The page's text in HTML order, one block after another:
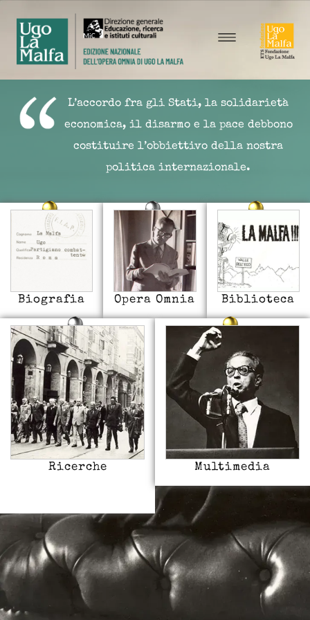
L’accordo fra gli Stati, la solidarietà
economica, il disarmo e la pace debbono
costituire l’obbiettivo della nostra
politica internazionale.
Biografia Opera Omnia Biblioteca
Ricerche Multimedia